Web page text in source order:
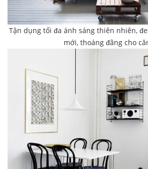
Tận dụng tối đa ánh sáng thiên nhiên,
mới, thoáng đãng cho